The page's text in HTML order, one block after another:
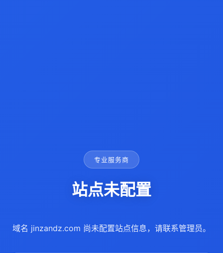
专业服务商
站点未配置
域名 jinzandz.com 尚未配置站点信息，请联系管理员。